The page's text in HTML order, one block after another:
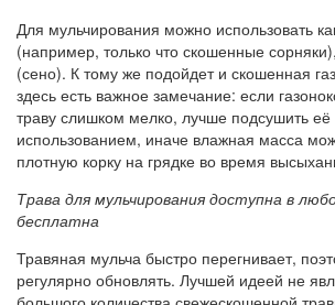
Для мульчирования можно использовать
(например, только что скошенные
(сено). К тому же подойдет и скошенная
здесь есть важное замечание: если
траву слишком мелко, лучше подсушить
использованием, иначе влажная масса
плотную корку на грядке во время
Трава для мульчирования доступна в
бесплатна
Травяная мульча быстро перегнивает,
регулярно обновлять. Лучшей идеей не